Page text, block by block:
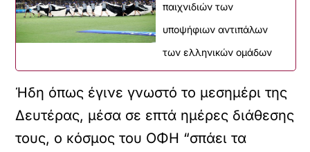
παιχνιδιών των
υποψήφιων αντιπάλων
των ελληνικών ομάδων
Ήδη όπως έγινε γνωστό το μεσημέρι της
Δευτέρας, μέσα σε επτά ημέρες διάθεσης
τους, ο κόσμος του ΟΦΗ “σπάει τα